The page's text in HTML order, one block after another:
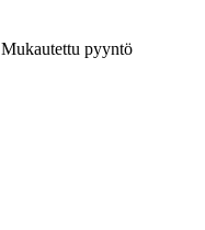
Mukautettu pyyntö